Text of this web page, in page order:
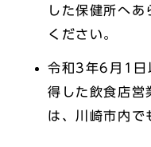
した保健所へあ
ください。
令和3年6月1日
得した飲食店営
は、川崎市内で